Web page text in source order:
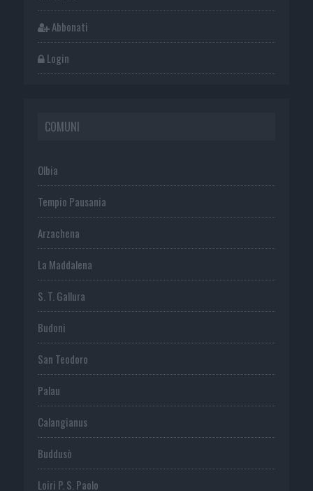
Abbonati
Login
COMUNI
Olbia
Tempio Pausania
Arzachena
La Maddalena
S. T. Gallura
Budoni
San Teodoro
Palau
Calangianus
Buddusò
Loiri P. S. Paolo